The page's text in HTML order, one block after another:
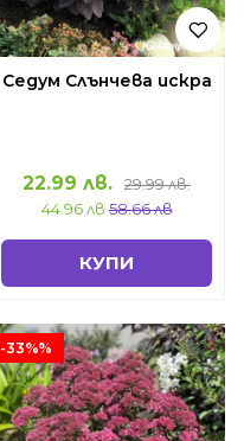
Седум Слънчева искра
22.99 лв.
29.99 лв.
44.96 лв 58.66 лв
КУПИ
-33%%